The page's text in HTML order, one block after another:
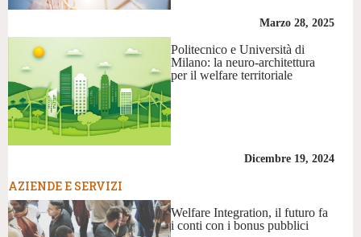
Marzo 28, 2025
Politecnico e Università di
Milano: la neuro-architettura
per il welfare territoriale
Dicembre 19, 2024
AZIENDE E SERVIZI
Welfare Integration, il futuro fa
i conti con i bonus pubblici